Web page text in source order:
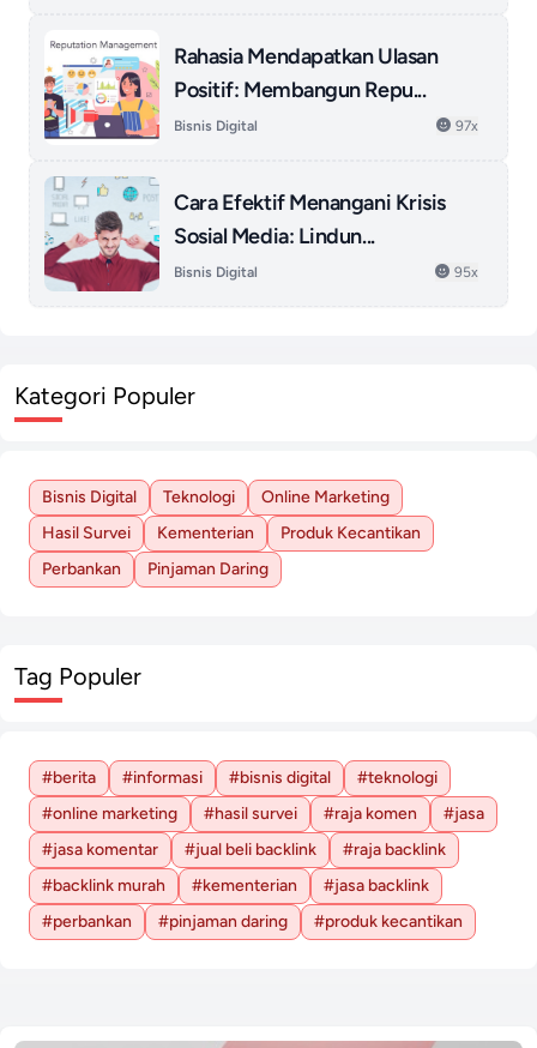
Rahasia Mendapatkan Ulasan
Positif: Membangun Repu...
Bisnis Digital 97x
Cara Efektif Menangani Krisis
Sosial Media: Lindun...
Bisnis Digital 95x
Kategori Populer
Bisnis Digital Teknologi
Online Marketing
Hasil Survei
Kementerian
Produk Kecantikan
Perbankan
Pinjaman Daring
Tag Populer
#berita #informasi #bisnis digital
#teknologi
#online marketing
#hasil survei #raja komen
#jasa
#jasa komentar
#jual beli backlink
#raja backlink
#backlink murah
#kementerian
#jasa backlink
#perbankan
#pinjaman daring #produk kecantikan